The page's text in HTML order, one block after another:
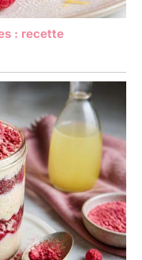
: recette